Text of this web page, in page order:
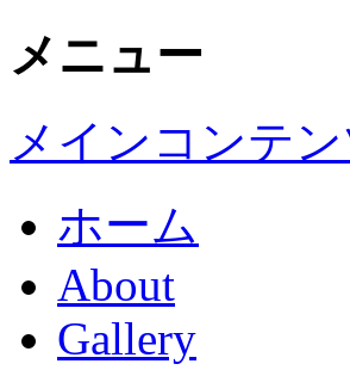
メニュー
メインコンテ
ホーム
About
Gallery